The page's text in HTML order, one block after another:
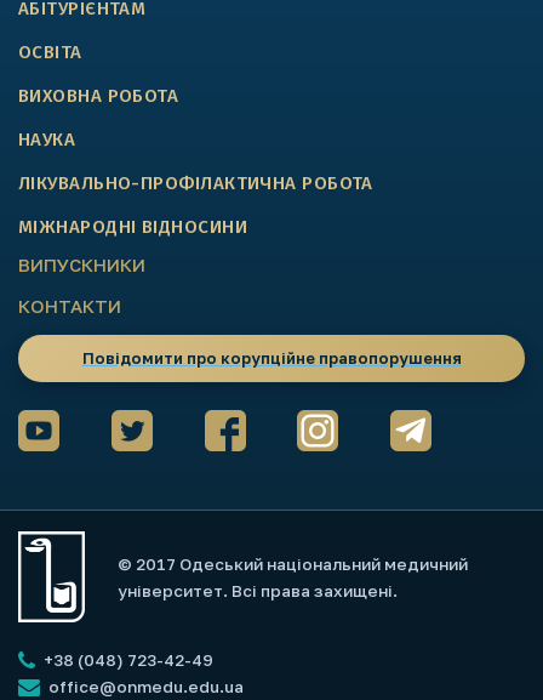
АБІТУРІЄНТАМ
ОСВІТА
ВИХОВНА РОБОТА
НАУКА
ЛІКУВАЛЬНО-ПРОФІЛАКТИЧНА РОБОТА
МІЖНАРОДНІ ВІДНОСИНИ
ВИПУСКНИКИ
КОНТАКТИ
Повідомити про корупційне правопорушення
© 2017 Одеський національний медичний
університет. Всі права захищені.
+38 (048) 723-42-49
office@onmedu.edu.ua